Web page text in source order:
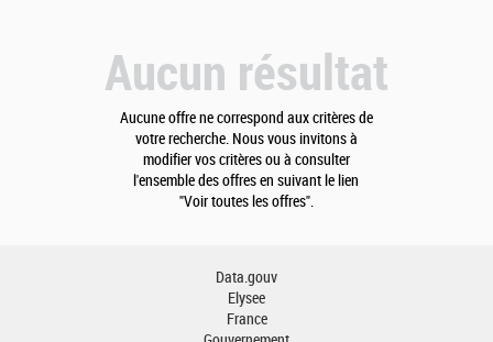
Aucun résultat
Aucune offre ne correspond aux critères de
votre recherche. Nous vous invitons à
modifier vos critères ou à consulter
l'ensemble des offres en suivant le lien
"Voir toutes les offres".
Data.gouv
Elysee
France